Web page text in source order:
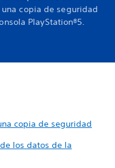
copia de seguridad
PlayStation®5.
copia de seguridad
los datos de la